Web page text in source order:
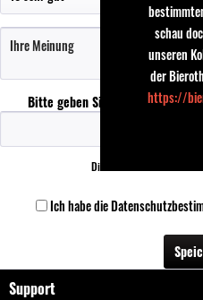
Bitte geben Sie die
Die mit einem *
Ich habe die
Support
schau
unseren
der
https://